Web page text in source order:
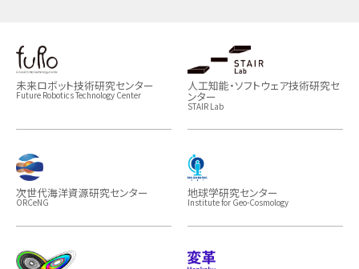
未来ロボット技術研究センター
Future Robotics Technology Center
人工知能・ソフトウェア技術研究セ
ンター
STAIR Lab
次世代海洋資源研究センター
ORCeNG
地球学研究センター
Institute for Geo-Cosmology